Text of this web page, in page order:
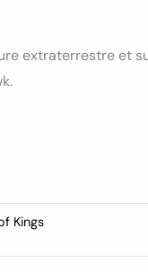
extraterrestre et
Kings